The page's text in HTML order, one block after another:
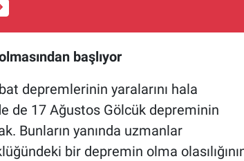
başlıyor
depremlerinin yaralarını hala
de 17 Ağustos Gölcük depreminin
Bunların yanında uzmanlar
bir depremin olma